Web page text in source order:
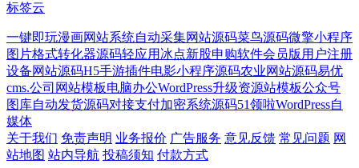
标签云
一键即玩漫画网站系统自动采集网站源码菜鸟源码微擎小程序
图片格式转化器源码轻应用 冰点新股申购软件会员版 用户注册
设备网站源码H5手游插件电影小程序源码农业网站源码易优
cms.公司网站模板电脑办公WordPress升级资源站模板公众号
图库自动发货源码对接支付加密系统源码51领啦WordPress自
媒体
关于我们 免责声明 业务报价 广告服务 意见反馈 常见问题 网
站地图 站内导航 投稿须知 付款方式